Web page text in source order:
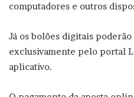
computadores e outros
Já os bolões digitais
exclusivamente pelo portal
aplicativo.